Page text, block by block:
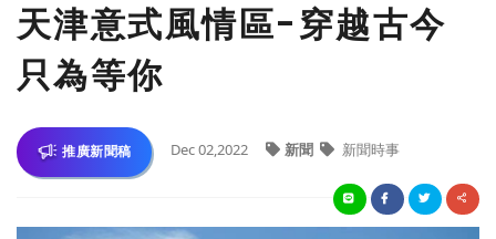
天津意式風情區-穿越古今
只為等你
推廣新聞稿 Dec 02,2022 新聞 新聞時事